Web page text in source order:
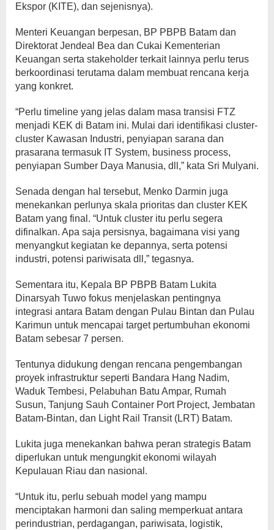
Ekspor (KITE), dan sejenisnya).
Menteri Keuangan berpesan, BP PBPB Batam dan
Direktorat Jendeal Bea dan Cukai Kementerian
Keuangan serta stakeholder terkait lainnya perlu terus
berkoordinasi terutama dalam membuat rencana kerja
yang konkret.
“Perlu timeline yang jelas dalam masa transisi FTZ
menjadi KEK di Batam ini. Mulai dari identifikasi cluster-
cluster Kawasan Industri, penyiapan sarana dan
prasarana termasuk IT System, business process,
penyiapan Sumber Daya Manusia, dll,” kata Sri Mulyani.
Senada dengan hal tersebut, Menko Darmin juga
menekankan perlunya skala prioritas dan cluster KEK
Batam yang final. “Untuk cluster itu perlu segera
difinalkan. Apa saja persisnya, bagaimana visi yang
menyangkut kegiatan ke depannya, serta potensi
industri, potensi pariwisata dll,” tegasnya.
Sementara itu, Kepala BP PBPB Batam Lukita
Dinarsyah Tuwo fokus menjelaskan pentingnya
integrasi antara Batam dengan Pulau Bintan dan Pulau
Karimun untuk mencapai target pertumbuhan ekonomi
Batam sebesar 7 persen.
Tentunya didukung dengan rencana pengembangan
proyek infrastruktur seperti Bandara Hang Nadim,
Waduk Tembesi, Pelabuhan Batu Ampar, Rumah
Susun, Tanjung Sauh Container Port Project, Jembatan
Batam-Bintan, dan Light Rail Transit (LRT) Batam.
Lukita juga menekankan bahwa peran strategis Batam
diperlukan untuk mengungkit ekonomi wilayah
Kepulauan Riau dan nasional.
“Untuk itu, perlu sebuah model yang mampu
menciptakan harmoni dan saling memperkuat antara
perindustrian, perdagangan, pariwisata, logistik,